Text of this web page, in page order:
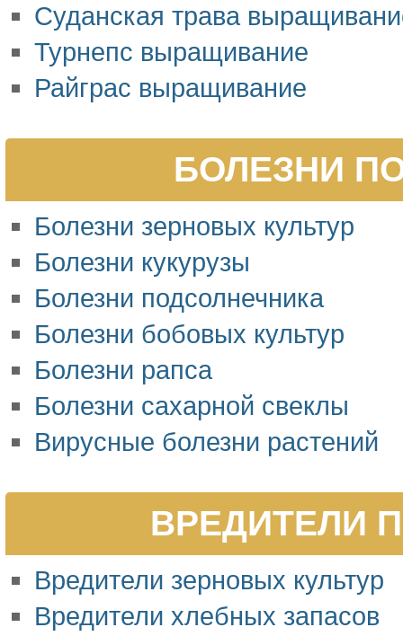
Суданская трава
Турнепс выращивание
Райграс выращивание
БОЛЕЗНИ
Болезни зерновых культур
Болезни кукурузы
Болезни подсолнечника
Болезни бобовых культур
Болезни рапса
Болезни сахарной свеклы
Вирусные болезни растений
ВРЕДИТЕЛИ
Вредители зерновых культур
Вредители хлебных запасов